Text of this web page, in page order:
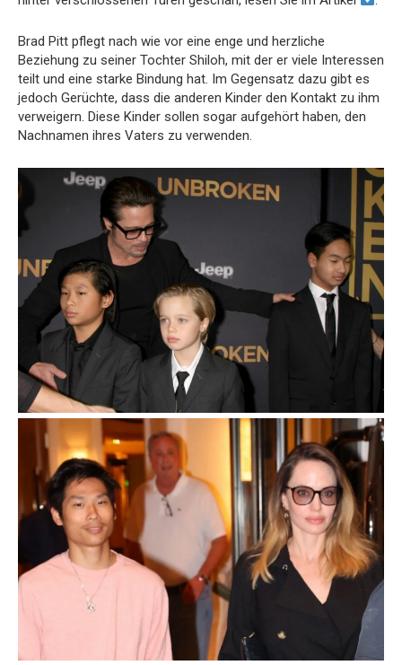
Brad Pitt pflegt nach wie vor eine enge und herzliche
Beziehung zu seiner Tochter Shiloh, mit der er viele Interessen
teilt und eine starke Bindung hat. Im Gegensatz dazu gibt es
jedoch Gerüchte, dass die anderen Kinder den Kontakt zu ihm
verweigern. Diese Kinder sollen sogar aufgehört haben, den
Nachnamen ihres Vaters zu verwenden.